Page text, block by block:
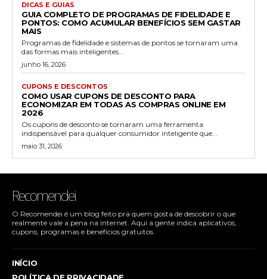
DICAS E GUIAS
GUIA COMPLETO DE PROGRAMAS DE FIDELIDADE E
PONTOS: COMO ACUMULAR BENEFÍCIOS SEM GASTAR
MAIS
Programas de fidelidade e sistemas de pontos se tornaram uma
das formas mais inteligentes...
junho 16, 2026
CUPONS E DESCONTOS
COMO USAR CUPONS DE DESCONTO PARA
ECONOMIZAR EM TODAS AS COMPRAS ONLINE EM
2026
Os cupons de desconto se tornaram uma ferramenta
indispensável para qualquer consumidor inteligente que...
maio 31, 2026
Recomendei
O Recomendei é um blog feito pra quem gosta de descobrir o que
realmente vale a pena na internet. Aqui a gente indica aplicativos,
cupons, programas e benefícios gratuitos.
INÍCIO